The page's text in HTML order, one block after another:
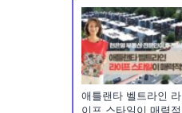
애틀랜타 벨트라인 라
이프 스타일이 매력적